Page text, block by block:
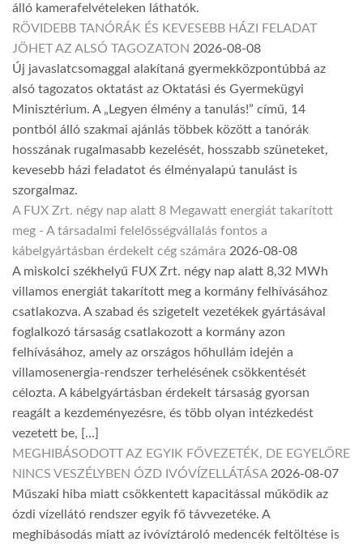
álló kamerafelvételeken láthatók.
RÖVIDEBB TANÓRÁK ÉS KEVESEBB HÁZI FELADAT
JÖHET AZ ALSÓ TAGOZATON 2026-08-08
Új javaslatcsomaggal alakítaná gyermekközpontúbbá az
alsó tagozatos oktatást az Oktatási és Gyermekügyi
Minisztérium. A „Legyen élmény a tanulás!” című, 14
pontból álló szakmai ajánlás többek között a tanórák
hosszának rugalmasabb kezelését, hosszabb szüneteket,
kevesebb házi feladatot és élményalapú tanulást is
szorgalmaz.
A FUX Zrt. négy nap alatt 8 Megawatt energiát takarított
meg - A társadalmi felelősségvállalás fontos a
kábelgyártásban érdekelt cég számára 2026-08-08
A miskolci székhelyű FUX Zrt. négy nap alatt 8,32 MWh
villamos energiát takarított meg a kormány felhívásához
csatlakozva. A szabad és szigetelt vezetékek gyártásával
foglalkozó társaság csatlakozott a kormány azon
felhívásához, amely az országos hőhullám idején a
villamosenergia-rendszer terhelésének csökkentését
célozta. A kábelgyártásban érdekelt társaság gyorsan
reagált a kezdeményezésre, és több olyan intézkedést
vezetett be, […]
MEGHIBÁSODOTT AZ EGYIK FŐVEZETÉK, DE EGYELŐRE
NINCS VESZÉLYBEN ÓZD IVÓVÍZELLÁTÁSA 2026-08-07
Műszaki hiba miatt csökkentett kapacitással működik az
ózdi vízellátó rendszer egyik fő távvezetéke. A
meghibásodás miatt az ivóvíztároló medencék feltöltése is